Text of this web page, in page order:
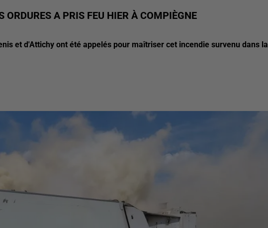
ORDURES A PRIS FEU HIER À COMPIÈGNE
et d'Attichy ont été appelés pour maîtriser cet incendie survenu dans la